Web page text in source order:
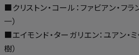
■クリストン・コール：ファビアン・フ
一）
■エイモンド・ターガリエン：ユアン・
樹）